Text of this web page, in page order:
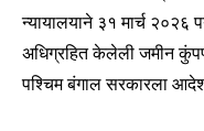
न्यायालयाने ३१ मार्च २०२६
अधिग्रहित केलेली जमीन कुंपण
पश्चिम बंगाल सरकारला